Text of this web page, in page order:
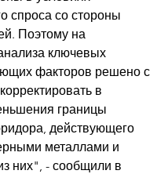
спроса со стороны
Поэтому на
ключевых
факторов решено с
в
границы
действующего
металлами и
них", - сообщили в